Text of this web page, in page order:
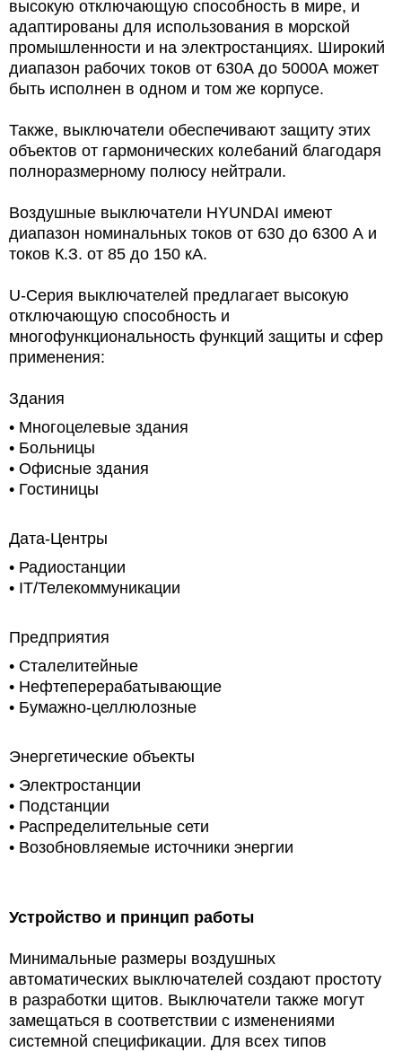
высокую отключающую способность в мире, и
адаптированы для использования в морской
промышленности и на электростанциях. Широкий
диапазон рабочих токов от 630А до 5000А может
быть исполнен в одном и том же корпусе.
Также, выключатели обеспечивают защиту этих
объектов от гармонических колебаний благодаря
полноразмерному полюсу нейтрали.
Воздушные выключатели HYUNDAI имеют
диапазон номинальных токов от 630 до 6300 А и
токов К.З. от 85 до 150 кА.
U-Серия выключателей предлагает высокую
отключающую способность и
многофункциональность функций защиты и сфер
применения:
Здания
• Многоцелевые здания
• Больницы
• Офисные здания
• Гостиницы
Дата-Центры
• Радиостанции
• IT/Телекоммуникации
Предприятия
• Сталелитейные
• Нефтеперерабатывающие
• Бумажно-целлюлозные
Энергетические объекты
• Электростанции
• Подстанции
• Распределительные сети
• Возобновляемые источники энергии
Устройство и принцип работы
Минимальные размеры воздушных
автоматических выключателей создают простоту
в разработки щитов. Выключатели также могут
замещаться в соответствии с изменениями
системной спецификации. Для всех типов